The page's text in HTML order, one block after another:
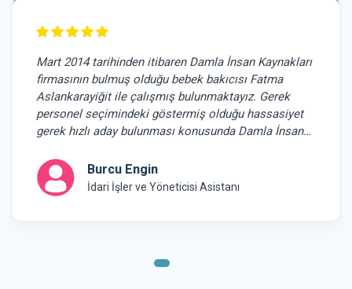
Mart 2014 tarihinden itibaren Damla İnsan Kaynakları
firmasının bulmuş olduğu bebek bakıcısı Fatma
Aslankarayiğit ile çalışmış bulunmaktayız. Gerek
personel seçimindeki göstermiş olduğu hassasiyet
gerek hızlı aday bulunması konusunda Damla İnsan
Burcu Engin
İdari İşler ve Yöneticisi Asistanı